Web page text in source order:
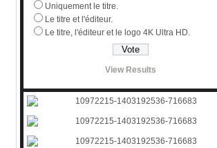
Uniquement le titre.
Le titre et l'éditeur.
Le titre, l'éditeur et le logo 4K Ultra HD.
View Results